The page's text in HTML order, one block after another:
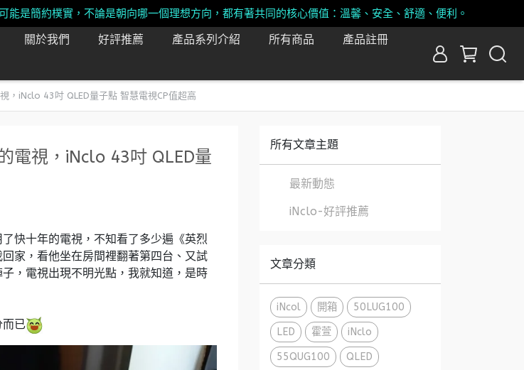
是簡約樸實，不論是朝向哪一個理想方向，都有著共同的核心價值：溫馨、安全、舒適、便利。
關於我們 好評推薦 產品系列介紹 所有商品
產品註冊
，iNclo 43吋 QLED量子點 智慧電視CP值超高
電視，iNclo 43吋 QLED量
快十年的電視，不知看了多少遍《英烈
家，看他坐在房間裡翻著第四台、又試
，電視出現不明光點，我就知道，是時
而已
所有文章主題
最新動態
iNclo-好評推薦
文章分類
iNcol 開箱 50LUG100
LED 霍萱 iNclo
55QUG100 QLED